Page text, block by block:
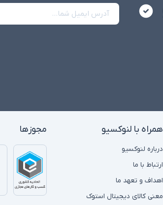
همراه با لنوکسیو
درباره لنوکسیو
ارتباط با ما
اهداف و تعهد ما
معنی کالای دیجیتال استوک
مجوزها